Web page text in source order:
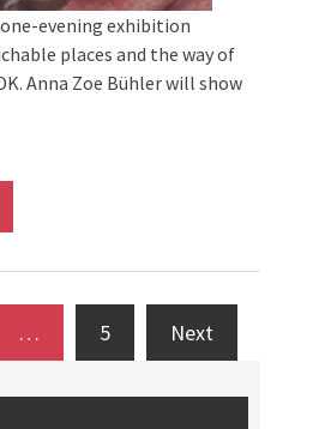
evening exhibition
places and the way of
Anna Zoe Bühler will show
… 5 Next